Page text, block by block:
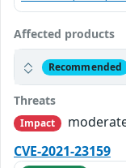
Affected products
Recommended
Threats
Impact
CVE-2021-23159